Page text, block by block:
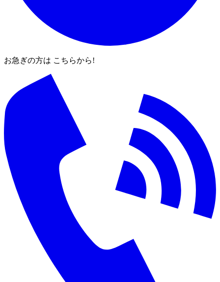
お急ぎの方は こちらから!